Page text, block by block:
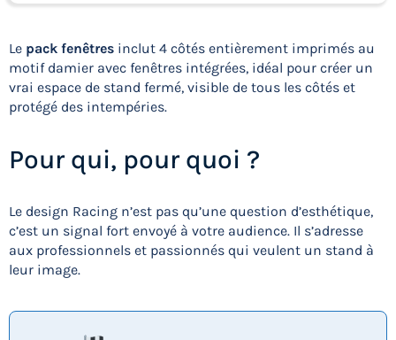
Le pack fenêtres inclut 4 côtés entièrement imprimés au
motif damier avec fenêtres intégrées, idéal pour créer un
vrai espace de stand fermé, visible de tous les côtés et
protégé des intempéries.
Pour qui, pour quoi ?
Le design Racing n’est pas qu’une question d’esthétique,
c’est un signal fort envoyé à votre audience. Il s’adresse
aux professionnels et passionnés qui veulent un stand à
leur image.